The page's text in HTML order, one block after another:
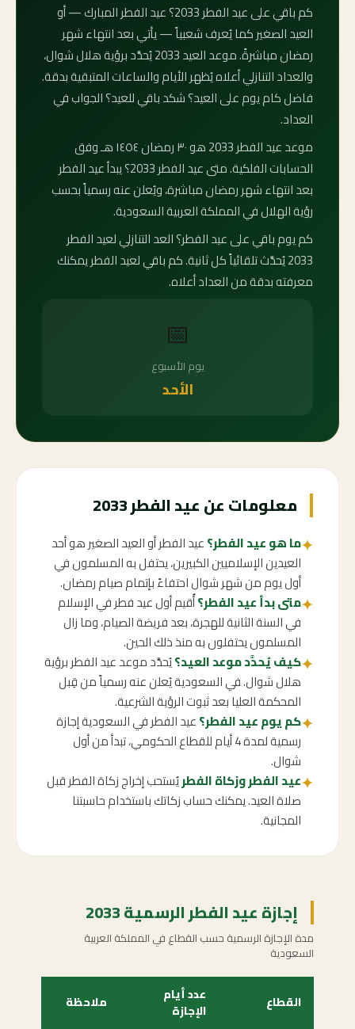
كم باقي على عيد الفطر 2033؟ عيد الفطر المبارك — أو
العيد الصغير كما يُعرف شعبياً — يأتي بعد انتهاء شهر
رمضان مباشرةً. موعد العيد 2033 يُحدَّد برؤية هلال شوال،
والعداد التنازلي أعلاه يُظهر الأيام والساعات المتبقية بدقة.
فاضل كام يوم على العيد؟ شكد باقي للعيد؟ الجواب في
العداد.
موعد عيد الفطر 2033 هو ٣٠ رمضان ١٤٥٤ هـ وفق
الحسابات الفلكية. متى عيد الفطر 2033؟ يبدأ عيد الفطر
بعد انتهاء شهر رمضان مباشرة، ويُعلن عنه رسمياً بحسب
رؤية الهلال في المملكة العربية السعودية.
كم يوم باقي على عيد الفطر؟ العد التنازلي لعيد الفطر
2033 يُحدَّث تلقائياً كل ثانية. كم باقي لعيد الفطر يمكنك
معرفته بدقة من العداد أعلاه.
📅
يوم الأسبوع
الأحد
معلومات عن عيد الفطر 2033
✦ما هو عيد الفطر؟عيد الفطر أو العيد الصغير هو أحد
العيدين الإسلاميين الكبيرين، يحتفل به المسلمون في
أول يوم من شهر شوال احتفاءً بإتمام صيام رمضان.
✦متى بدأ عيد الفطر؟أُقيم أول عيد فطر في الإسلام
في السنة الثانية للهجرة، بعد فريضة الصيام، وما زال
المسلمون يحتفلون به منذ ذلك الحين.
✦كيف يُحدَّد موعد العيد؟يُحدَّد موعد عيد الفطر برؤية
هلال شوال. في السعودية يُعلن عنه رسمياً من قِبل
المحكمة العليا بعد ثبوت الرؤية الشرعية.
✦كم يوم عيد الفطر؟عيد الفطر في السعودية إجازة
رسمية لمدة 4 أيام للقطاع الحكومي، تبدأ من أول
شوال.
✦عيد الفطر وزكاة الفطريُستحب إخراج زكاة الفطر قبل
صلاة العيد. يمكنك حساب زكاتك باستخدام حاسبتنا
المجانية.
إجازة عيد الفطر الرسمية 2033
مدة الإجازة الرسمية حسب القطاع في المملكة العربية
السعودية
القطاع
عدد أيام
الإجازة
ملاحظة